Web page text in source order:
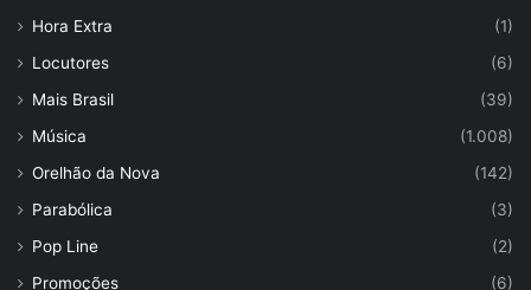
Hora Extra
(1)
Locutores
(6)
Mais Brasil
(39)
Música
(1.008)
Orelhão da Nova
(142)
Parabólica
(3)
Pop Line
(2)
Promoções
(6)